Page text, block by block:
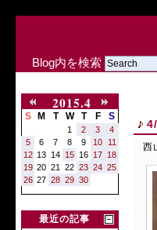
Blog内を検索
2015.4
S M T W T F S
1 2 3
4
5
6 7 8 9 10
11
12 13 14 15 16 17 18
19 20 21 22 23 24 25
26 27 28 29 30
最近の記事
西